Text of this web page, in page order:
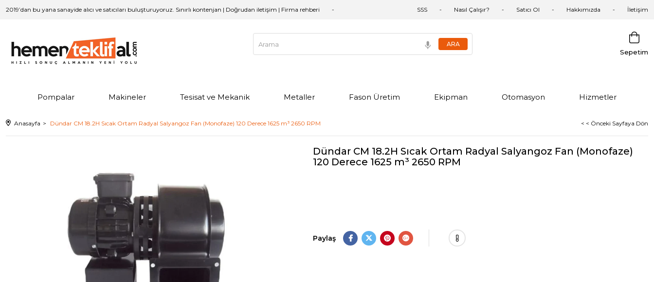
2019’dan bu yana sanayide alıcı ve satıcıları buluşturuyoruz. Sınırlı kontenjan | Doğrudan iletişim | Firma rehberi SSS Nasıl Çalışır? Satıcı Ol Hakkımızda İletişim
Sepetim
Pompalar Makineler Tesisat ve Mekanik Metaller Fason Üretim Ekipman Otomasyon Hizmetler
Anasayfa Dündar CM 18.2H Sıcak Ortam Radyal Salyangoz Fan (Monofaze) 120 Derece 1625 m³ 2650 RPM < < Önceki Sayfaya Dön
Dündar CM 18.2H Sıcak Ortam Radyal Salyangoz Fan (Monofaze)
120 Derece 1625 m³ 2650 RPM
Paylaş